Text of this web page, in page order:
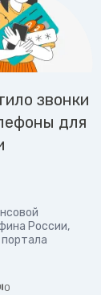
звонки
для
России,
0